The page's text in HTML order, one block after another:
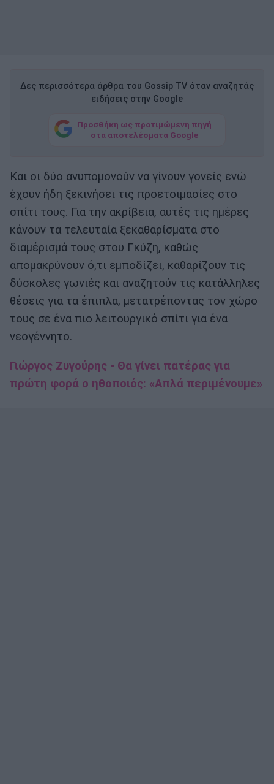
Δες περισσότερα άρθρα του Gossip TV όταν αναζητάς
ειδήσεις στην Google
Προσθήκη ως προτιμώμενη πηγή
στα αποτελέσματα Google
Και οι δύο ανυπομονούν να γίνουν γονείς ενώ
έχουν ήδη ξεκινήσει τις προετοιμασίες στο
σπίτι τους. Για την ακρίβεια, αυτές τις ημέρες
κάνουν τα τελευταία ξεκαθαρίσματα στο
διαμέρισμά τους στου Γκύζη, καθώς
απομακρύνουν ό,τι εμποδίζει, καθαρίζουν τις
δύσκολες γωνιές και αναζητούν τις κατάλληλες
θέσεις για τα έπιπλα, μετατρέποντας τον χώρο
τους σε ένα πιο λειτουργικό σπίτι για ένα
νεογέννητο.
Γιώργος Ζυγούρης - Θα γίνει πατέρας για
πρώτη φορά ο ηθοποιός: «Απλά περιμένουμε»